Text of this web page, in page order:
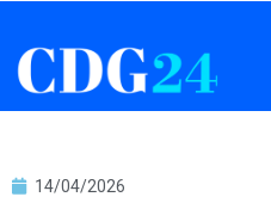
14/04/2026